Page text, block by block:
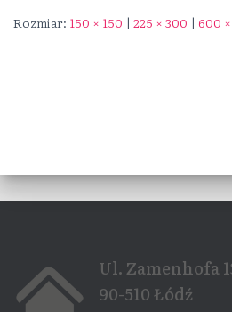
Rozmiar: 150 × 150 | 225 × 300 | 600
Ul. Zamenhofa
90-510 Łódź